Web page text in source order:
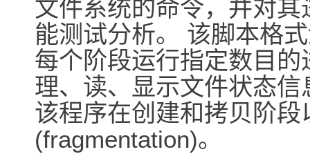
文件系统的命令，并对
能测试分析。 该脚本格
每个阶段运行指定数目
理、读、显示文件状态
该程序在创建和拷贝阶
(fragmentation)。